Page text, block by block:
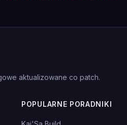
aktualizowane co patch.
POPULARNE PORADNIKI